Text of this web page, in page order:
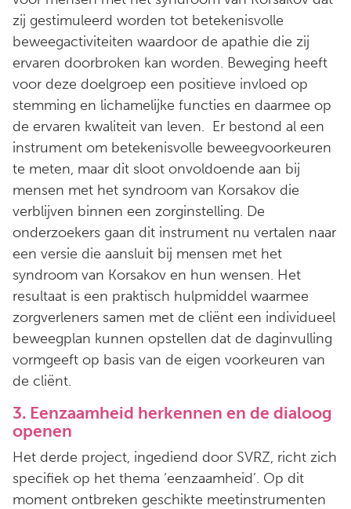
zij gestimuleerd worden tot betekenisvolle
beweegactiviteiten waardoor de apathie die zij
ervaren doorbroken kan worden. Beweging heeft
voor deze doelgroep een positieve invloed op
stemming en lichamelijke functies en daarmee op
de ervaren kwaliteit van leven. Er bestond al een
instrument om betekenisvolle beweegvoorkeuren
te meten, maar dit sloot onvoldoende aan bij
mensen met het syndroom van Korsakov die
verblijven binnen een zorginstelling. De
onderzoekers gaan dit instrument nu vertalen naar
een versie die aansluit bij mensen met het
syndroom van Korsakov en hun wensen. Het
resultaat is een praktisch hulpmiddel waarmee
zorgverleners samen met de cliënt een individueel
beweegplan kunnen opstellen dat de daginvulling
vormgeeft op basis van de eigen voorkeuren van
de cliënt.
3. Eenzaamheid herkennen en de dialoog
openen
Het derde project, ingediend door SVRZ, richt zich
specifiek op het thema ‘eenzaamheid’. Op dit
moment ontbreken geschikte meetinstrumenten